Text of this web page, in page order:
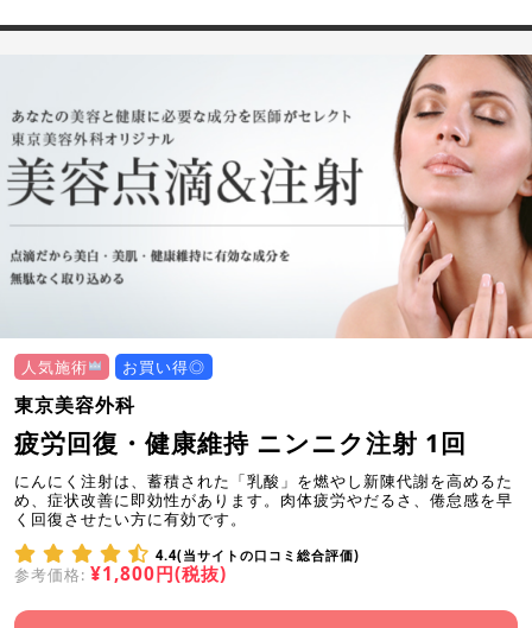
人気施術 お買い得◎
東京美容外科
疲労回復・健康維持 ニンニク注射 1回
にんにく注射は、蓄積された「乳酸」を燃やし新陳代謝を高めるた
め、症状改善に即効性があります。肉体疲労やだるさ、倦怠感を早
く回復させたい方に有効です。
4.4(当サイトの口コミ総合評価)
参考価格: ¥1,800円(税抜)